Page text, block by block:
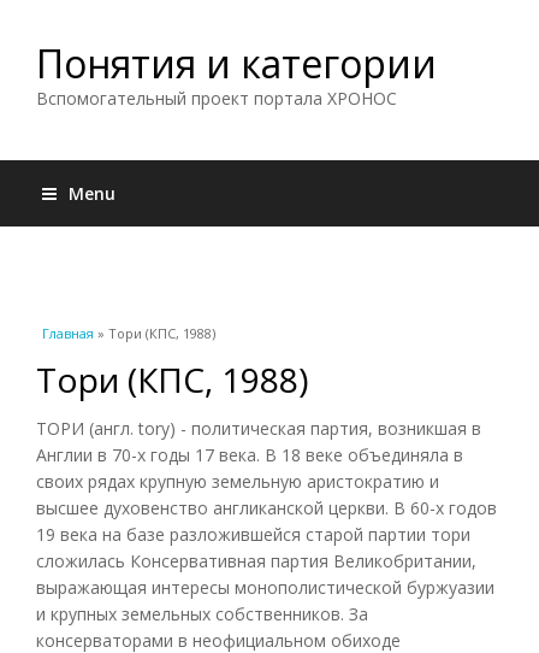
Понятия и категории
Вспомогательный проект портала ХРОНОС
Menu
Вы здесь
Главная » Тори (КПС, 1988)
Тори (КПС, 1988)
ТОРИ (англ. tory) - политическая партия, возникшая в
Англии в 70-х годы 17 века. В 18 веке объединяла в
своих рядах крупную земельную аристократию и
высшее духовенство англиканской церкви. В 60-х годов
19 века на базе разложившейся старой партии тори
сложилась Консервативная партия Великобритании,
выражающая интересы монополистической буржуазии
и крупных земельных собственников. За
консерваторами в неофициальном обиходе